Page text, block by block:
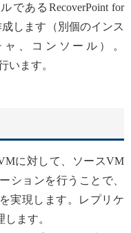
であるRecoverPoint for
します（別個のインス
、コンソール）。
います。
に対して、ソースVM
ションを行うことで、
実現します。レプリケ
ます。